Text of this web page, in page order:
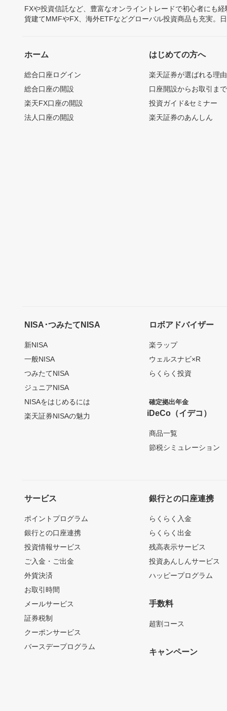
FXや投資信託など、豊富なオンライントレードで初心者にも
貨建てMMFやFX、海外ETFなどグローバル投資商品も充実。
ホーム
総合口座ログイン
総合口座の開設
楽天FX口座の開設
法人口座の開設
はじめての方へ
楽天証券が選ばれる理由
口座開設からお取引ま
投資ガイド&セミナー
楽天証券のあんしん
NISA･つみたてNISA
新NISA
一般NISA
つみたてNISA
ジュニアNISA
NISAをはじめるには
楽天証券NISAの魅力
ロボアドバイザー
楽ラップ
ウェルスナビ×R
らくらく投資
確定拠出年金
iDeCo（イデコ）
商品一覧
節税シミュレーション
サービス
ポイントプログラム
銀行との口座連携
投資情報サービス
ご入金・ご出金
外貨決済
お取引時間
メールサービス
証券税制
クーポンサービス
バースデープログラム
銀行との口座連携
らくらく入金
らくらく出金
残高表示サービス
投資あんしんサービス
ハッピープログラム
手数料
超割コース
キャンペーン